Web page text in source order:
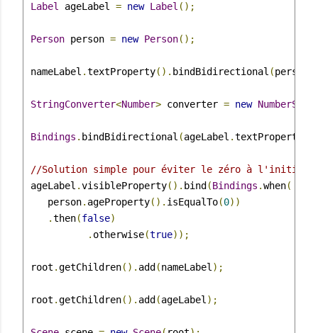
Label ageLabel = new Label ();
Person person = new Person();
nameLabel .textProperty(). bindBidirectional (person
StringConverter<Number> converter = new
Bindings . bindBidirectional (ageLabel .textProperty
//Solution simple pour éviter le zéro à
ageLabel .visibleProperty(). bind (Bindings .when(
    person
. ageProperty(). isEqualTo(0))
.then(false)
. otherwise(true));
root .getChildren(). add (nameLabel);
root .getChildren(). add (ageLabel);